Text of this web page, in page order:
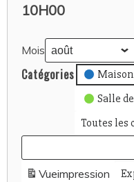
10H00
Mois
Catégories
Salle
Toutes les
Rechercher
évènements
Vueimpression